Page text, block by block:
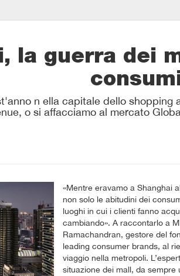
la guerra dei
n ella capitale dello
o si affacciamo al mercato
«Mentre eravamo a Shanghai
non solo le abitudini dei
luoghi in cui i clienti fanno
cambiando». A raccontarlo a
Ramachandran, gestore del
leading consumer brands, al
viaggio nella metropoli.
situazione dei mall, da sempre